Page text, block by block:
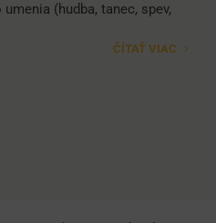
(hudba, tanec, spev,
ČÍTAŤ VIAC